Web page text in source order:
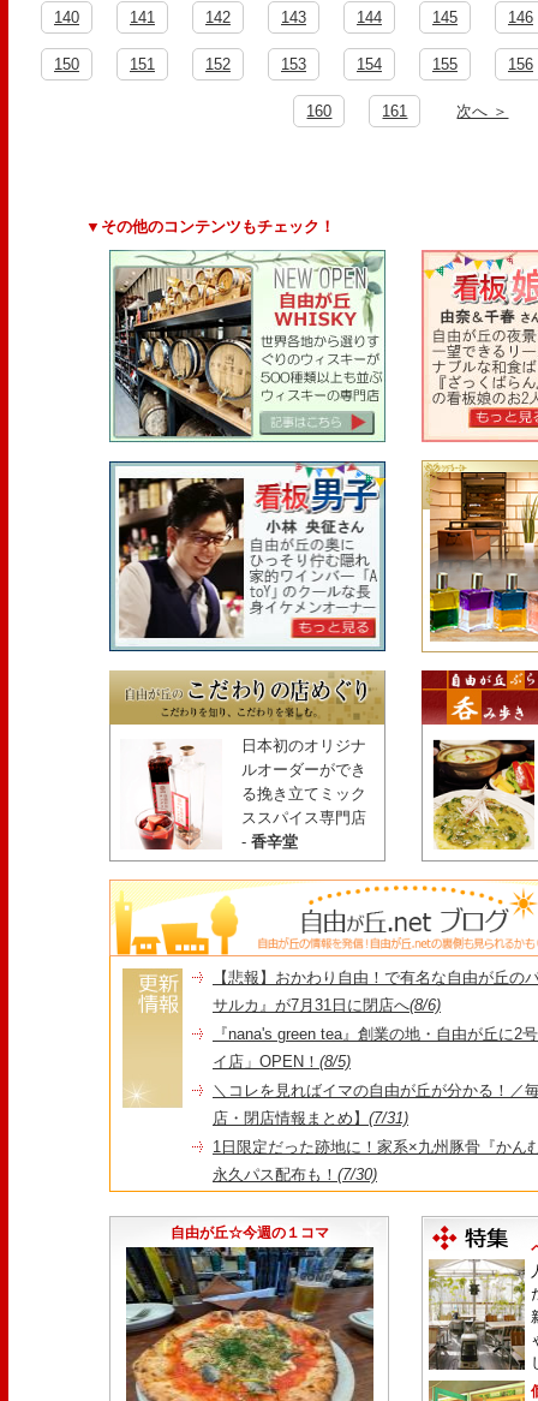
140 141 142 143 144 145 146
150 151 152 153 154 155 156
160 161 次へ ＞
▼その他のコンテンツもチェック！
日本初のオリジナ
ルオーダーができ
る挽き立てミック
ススパイス専門店
- 香辛堂
【悲報】おかわり自由！で有名な自由が丘の
サルカ』が7月31日に閉店へ(8/6)
『nana's green tea』創業の地・自由が丘に2
イ店」OPEN！ (8/5)
＼コレを見ればイマの自由が丘が分かる！／
店・閉店情報まとめ】 (7/31)
1日限定だった跡地に！家系×九州豚骨『かん
永久パス配布も！ (7/30)
由が丘店』が閉店
自由が丘☆今週の１コマ